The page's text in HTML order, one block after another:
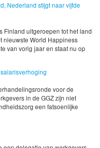
Nederland stijgt naar vijfde
Finland uitgeroepen tot het land
nieuwste World Happiness
van vorig jaar en staat nu op
voor de
in de GGZ zijn niet
een fatsoenlijke